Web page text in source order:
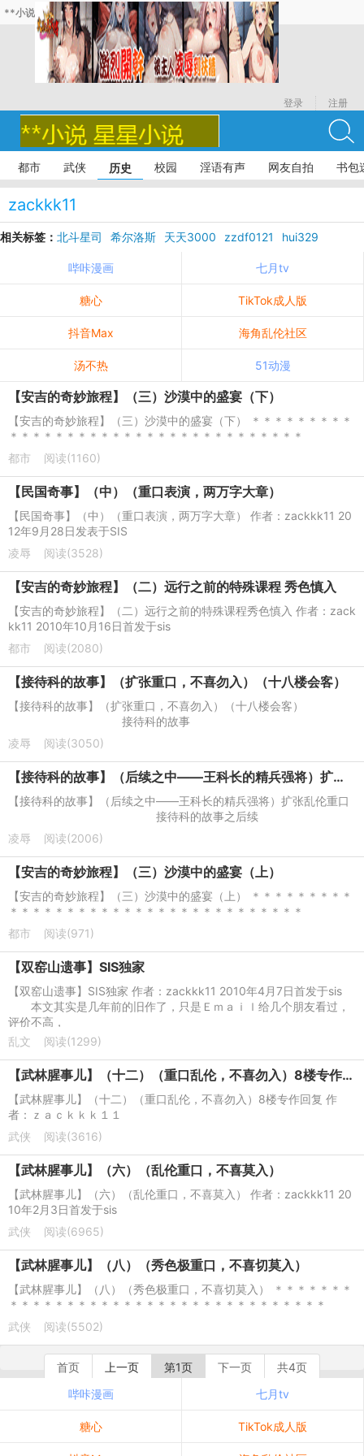
**小说
登录 注册
都市 武侠 历史 校园 淫语有声 网友自拍 书包
zackkk11
相关标签： 北斗星司 希尔洛斯 天天3000 zzdf0121 hui329
哔咔漫画 七月tv
糖心 TikTok成人版
抖音Max 海角乱伦社区
汤不热 51动漫
【安吉的奇妙旅程】（三）沙漠中的盛宴（下）
【安吉的奇妙旅程】（三）沙漠中的盛宴（下） ＊＊＊＊＊＊＊＊＊
＊＊＊＊＊＊＊＊＊＊＊＊＊＊＊＊＊＊＊＊＊＊＊＊＊＊
都市
阅读(1160)
【民国奇事】（中）（重口表演，两万字大章）
【民国奇事】（中）（重口表演，两万字大章） 作者：zackkk11 20
12年9月28日发表于SIS
凌辱
阅读(3528)
【安吉的奇妙旅程】（二）远行之前的特殊课程 秀色慎入
【安吉的奇妙旅程】（二）远行之前的特殊课程秀色慎入 作者：zack
kk11 2010年10月16日首发于sis
都市
阅读(2080)
【接待科的故事】（扩张重口，不喜勿入）（十八楼会客）
【接待科的故事】（扩张重口，不喜勿入）（十八楼会客）
接待科的故事
凌辱
阅读(3050)
【接待科的故事】（后续之中——王科长的精兵强将）扩张乱伦重口
【接待科的故事】（后续之中——王科长的精兵强将）扩张乱伦重口
接待科的故事之后续
凌辱
阅读(2006)
【安吉的奇妙旅程】（三）沙漠中的盛宴（上）
【安吉的奇妙旅程】（三）沙漠中的盛宴（上） ＊＊＊＊＊＊＊＊＊
＊＊＊＊＊＊＊＊＊＊＊＊＊＊＊＊＊＊＊＊＊＊＊＊＊＊
都市
阅读(971)
【双窑山遗事】SIS独家
【双窑山遗事】SIS独家 作者：zackkk11 2010年4月7日首发于sis
本文其实是几年前的旧作了，只是Ｅｍａｉｌ给几个朋友看过，
评价不高，
乱文
阅读(1299)
【武林腥事儿】（十二）（重口乱伦，不喜勿入）8楼专作回复
【武林腥事儿】（十二）（重口乱伦，不喜勿入）8楼专作回复 作
者：ｚａｃｋｋｋ１１
武侠
阅读(3616)
【武林腥事儿】（六）（乱伦重口，不喜莫入）
【武林腥事儿】（六）（乱伦重口，不喜莫入） 作者：zackkk11 20
10年2月3日首发于sis
武侠
阅读(6965)
【武林腥事儿】（八）（秀色极重口，不喜切莫入）
【武林腥事儿】（八）（秀色极重口，不喜切莫入） ＊＊＊＊＊＊＊
＊＊＊＊＊＊＊＊＊＊＊＊＊＊＊＊＊＊＊＊＊＊＊＊＊＊＊＊
武侠
阅读(5502)
首页 上一页 第1页 下一页
共4页
哔咔漫画
七月tv
糖心 TikTok成人版